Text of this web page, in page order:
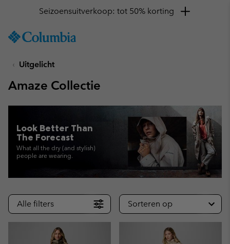
TO
SKIP
MAIN
TO
SEARCH
Krijg 10% korting
Uitgelicht
Amaze Collectie
Look Better Than
The Forecast
What all the dry (and stylish)
people are wearing.
Alle filters Sorteren op